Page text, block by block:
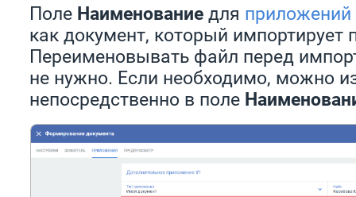
Поле Наименование для приложений
как документ, который импортирует
Переименовывать файл перед
не нужно. Если необходимо, можно
непосредственно в поле